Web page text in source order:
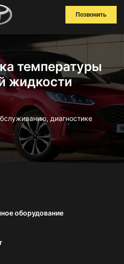
Позвонить
температуры
жидкости
диагностике
оборудование